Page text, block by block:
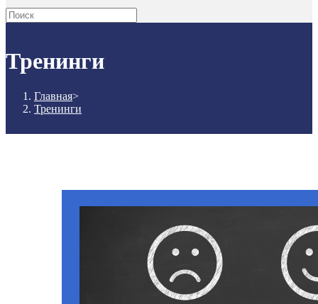
Тренинги
Главная>
Тренинги